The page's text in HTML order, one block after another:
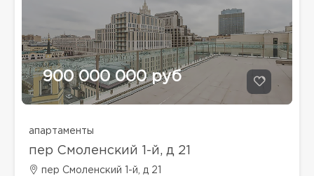
900 000 000 руб
апартаменты
пер Смоленский 1-й, д 21
пер Смоленский 1-й, д 21